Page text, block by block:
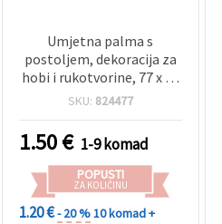
Umjetna palma s
postoljem, dekoracija za
hobi i rukotvorine, 77 x 63
mm
SKU: 824477
1.50€ 1-9 komad
POPUSTI
ZA KOLIČINU
1.20 €- 20 %10 komad +